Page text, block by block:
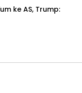
ke AS, Trump: